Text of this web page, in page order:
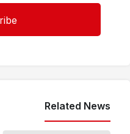
Related News